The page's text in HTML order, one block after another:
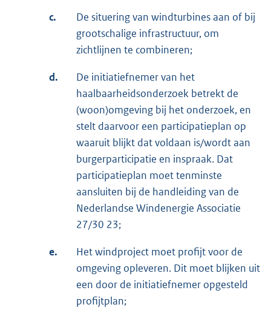
c.
De situering van windturbines aan of bij
grootschalige infrastructuur, om
zichtlijnen te combineren;
d.
De initiatiefnemer van het
haalbaarheidsonderzoek betrekt de
(woon)omgeving bij het onderzoek, en
stelt daarvoor een participatieplan op
waaruit blijkt dat voldaan is/wordt aan
burgerparticipatie en inspraak. Dat
participatieplan moet tenminste
aansluiten bij de handleiding van de
Nederlandse Windenergie Associatie
27/30 23;
e.
Het windproject moet profijt voor de
omgeving opleveren. Dit moet blijken uit
een door de initiatiefnemer opgesteld
profijtplan;